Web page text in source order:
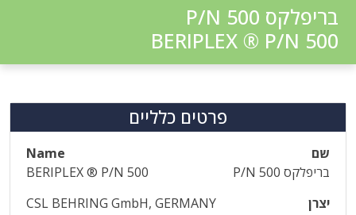
בריפלקס P/N 500
BERIPLEX ® P/N 500
פרטים כלליים
שם
Name
בריפלקס P/N 500
BERIPLEX ® P/N 500
יצרן
CSL BEHRING GmbH, GERMANY